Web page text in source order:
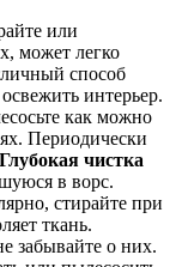
или
может легко
способ
интерьер.
как можно
Периодически
Глубокая чистка
в ворс.
стирайте при
ткань.
забывайте о них.